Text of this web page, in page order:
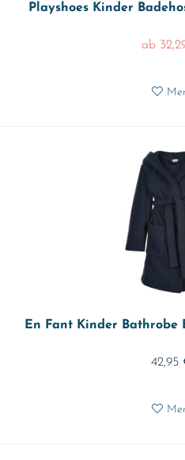
Playshoes Kinder
ab
En Fant Kinder Bathrobe
42,95